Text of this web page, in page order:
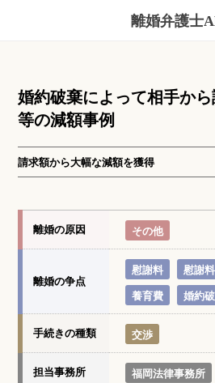
離婚弁護士
婚約破棄によって相手か
等の減額事例
請求額から大幅な減額を獲得
離婚の原因 その他
離婚の争点
慰謝料 慰謝
養育費
婚約
手続きの種類 交渉
担当事務所 福岡法律事務所